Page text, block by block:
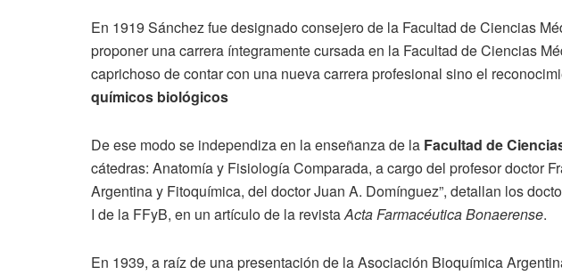
En 1919 Sánchez fue designado consejero de la Facultad de Ciencias
proponer una carrera íntegramente cursada en la Facultad de Ciencias
caprichoso de contar con una nueva carrera profesional sino el
químicos biológicos
De ese modo se independiza en la enseñanza de la Facultad de
cátedras: Anatomía y Fisiología Comparada, a cargo del profesor doctor
Argentina y Fitoquímica, del doctor Juan A. Domínguez”, detallan los
I de la FFyB, en un artículo de la revistaActa Farmacéutica Bonaerense.
En 1939, a raíz de una presentación de la Asociación Bioquímica